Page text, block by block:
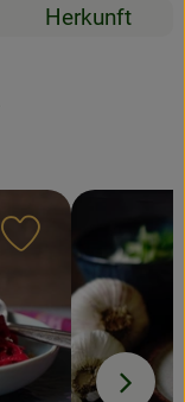
Herkunft
Rezept zu